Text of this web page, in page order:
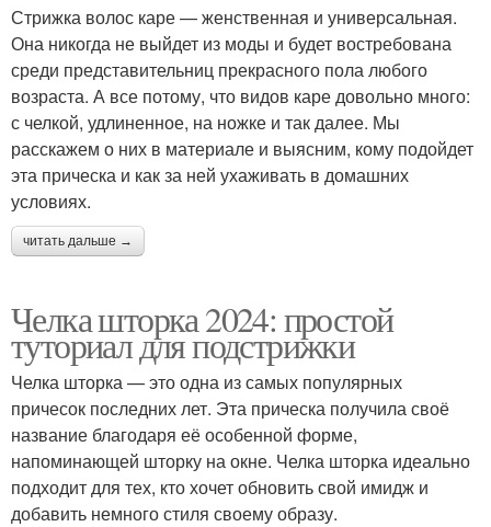
Стрижка волос каре — женственная и универсальная.
Она никогда не выйдет из моды и будет востребована
среди представительниц прекрасного пола любого
возраста. А все потому, что видов каре довольно много:
с челкой, удлиненное, на ножке и так далее. Мы
расскажем о них в материале и выясним, кому подойдет
эта прическа и как за ней ухаживать в домашних
условиях.
читать дальше →
Челка шторка 2024: простой
туториал для подстрижки
Челка шторка — это одна из самых популярных
причесок последних лет. Эта прическа получила своё
название благодаря её особенной форме,
напоминающей шторку на окне. Челка шторка идеально
подходит для тех, кто хочет обновить свой имидж и
добавить немного стиля своему образу.